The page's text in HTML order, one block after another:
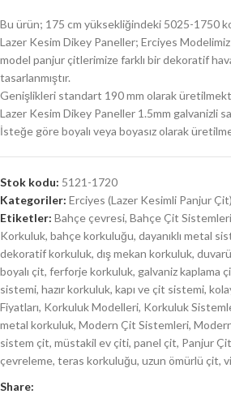
Bu ürün; 175 cm yüksekliğindeki 5025-1750
Lazer Kesim Dikey Paneller; Erciyes
model panjur çitlerimize farklı bir dekoratif
tasarlanmıştır.
Genişlikleri standart 190 mm olarak
Lazer Kesim Dikey Paneller 1.5mm galvanizli
İsteğe göre boyalı veya boyasız olarak
Stok kodu: 5121-1720
Kategoriler: Erciyes (Lazer Kesimli Panjur Çit)
Etiketler: Bahçe çevresi, Bahçe Çit Sistemleri
Korkuluk, bahçe korkuluğu, dayanıklı metal
dekoratif korkuluk, dış mekan korkuluk,
boyalı çit, ferforje korkuluk, galvaniz kaplama
sistemi, hazır korkuluk, kapı ve çit sistemi,
Fiyatları, Korkuluk Modelleri, Korkuluk
metal korkuluk, Modern Çit Sistemleri,
sistem çit, müstakil ev çiti, panel çit, Panjur
çevreleme, teras korkuluğu, uzun ömürlü çit,
Share: